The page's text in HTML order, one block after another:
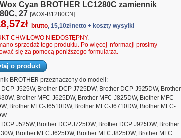
Cyan BROTHER LC1280C zamiennik
27 [WOX-B1280CN]
brutto, 15,10zł netto + koszty wysyłki
CHWILOWO NIEDOSTĘPNY.
sprzedaż tego produktu. Po więcej informacji prosimy
się za pomocą poniższego formularza.
o produkt
BROTHER przeznaczony do modeli:
DCP-J525W, Brother DCP-J725DW, Brother DCP-J925DW, Brother
Brother MFC-J625DW, Brother MFC-J825DW, Brother MFC-
Brother MFC-J6510DW, Brother MFC-J6710DW, Brother MFC-
DCP J525W, Brother DCP J725DW, Brother DCP J925DW, Brother
Brother MFC J625DW, Brother MFC J825DW, Brother MFC